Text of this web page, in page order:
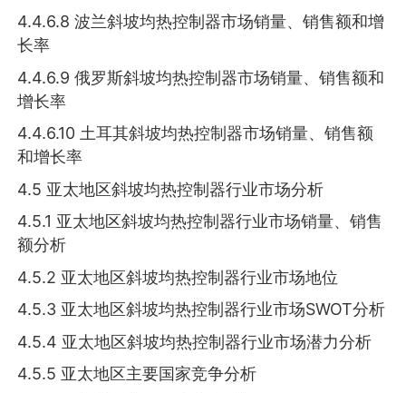
4.4.6.8 波兰斜坡均热控制器市场销量、销售额和增
长率
4.4.6.9 俄罗斯斜坡均热控制器市场销量、销售额和
增长率
4.4.6.10 土耳其斜坡均热控制器市场销量、销售额
和增长率
4.5 亚太地区斜坡均热控制器行业市场分析
4.5.1 亚太地区斜坡均热控制器行业市场销量、销售
额分析
4.5.2 亚太地区斜坡均热控制器行业市场地位
4.5.3 亚太地区斜坡均热控制器行业市场SWOT分析
4.5.4 亚太地区斜坡均热控制器行业市场潜力分析
4.5.5 亚太地区主要国家竞争分析